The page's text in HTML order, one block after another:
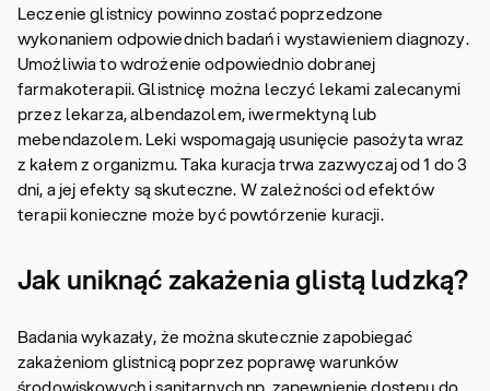
Leczenie glistnicy powinno zostać poprzedzone
wykonaniem odpowiednich badań i wystawieniem diagnozy.
Umożliwia to wdrożenie odpowiednio dobranej
farmakoterapii. Glistnicę można leczyć lekami zalecanymi
przez lekarza, albendazolem, iwermektyną lub
mebendazolem. Leki wspomagają usunięcie pasożyta wraz
z kałem z organizmu. Taka kuracja trwa zazwyczaj od 1 do 3
dni, a jej efekty są skuteczne. W zależności od efektów
terapii konieczne może być powtórzenie kuracji.
Jak uniknąć zakażenia glistą ludzką?
Badania wykazały, że można skutecznie zapobiegać
zakażeniom glistnicą poprzez poprawę warunków